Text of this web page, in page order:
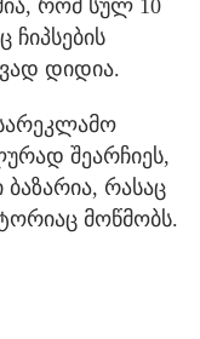
რომ სულ 10
დიდია.
შეარჩიეს,
ბაზარია, რასაც
მოწმობს.